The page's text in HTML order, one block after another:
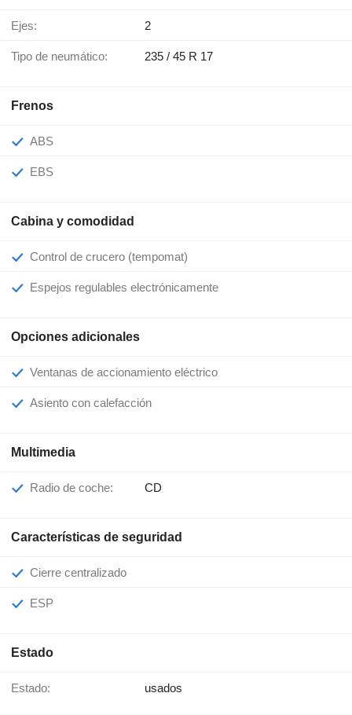
Ejes: 2
Tipo de neumático: 235 / 45 R 17
Frenos
ABS
EBS
Cabina y comodidad
Control de crucero (tempomat)
Espejos regulables electrónicamente
Opciones adicionales
Ventanas de accionamiento eléctrico
Asiento con calefacción
Multimedia
Radio de coche: CD
Características de seguridad
Cierre centralizado
ESP
Estado
Estado: usados